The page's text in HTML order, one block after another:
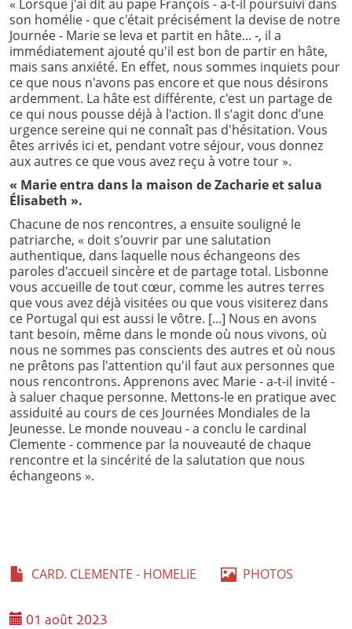
« Lorsque j'ai dit au pape François - a-t-il poursuivi dans
son homélie - que c'était précisément la devise de notre
Journée - Marie se leva et partit en hâte... -, il a
immédiatement ajouté qu'il est bon de partir en hâte,
mais sans anxiété. En effet, nous sommes inquiets pour
ce que nous n'avons pas encore et que nous désirons
ardemment. La hâte est différente, c'est un partage de
ce qui nous pousse déjà à l'action. Il s’agit donc d’une
urgence sereine qui ne connaît pas d'hésitation. Vous
êtes arrivés ici et, pendant votre séjour, vous donnez
aux autres ce que vous avez reçu à votre tour ».
« Marie entra dans la maison de Zacharie et salua
Élisabeth ».
Chacune de nos rencontres, a ensuite souligné le
patriarche, « doit s'ouvrir par une salutation
authentique, dans laquelle nous échangeons des
paroles d'accueil sincère et de partage total. Lisbonne
vous accueille de tout cœur, comme les autres terres
que vous avez déjà visitées ou que vous visiterez dans
ce Portugal qui est aussi le vôtre. [...] Nous en avons
tant besoin, même dans le monde où nous vivons, où
nous ne sommes pas conscients des autres et où nous
ne prêtons pas l'attention qu'il faut aux personnes que
nous rencontrons. Apprenons avec Marie - a-t-il invité -
à saluer chaque personne. Mettons-le en pratique avec
assiduité au cours de ces Journées Mondiales de la
Jeunesse. Le monde nouveau - a conclu le cardinal
Clemente - commence par la nouveauté de chaque
rencontre et la sincérité de la salutation que nous
échangeons ».
CARD. CLEMENTE - HOMELIE PHOTOS
01 août 2023